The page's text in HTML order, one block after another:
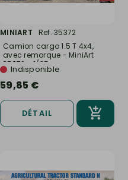
MINIART
Ref. 35372
Camion cargo 1.5 T 4x4,
avec remorque - MiniArt
35372 - 1/35
Indisponible
59,85 €
DÉTAIL